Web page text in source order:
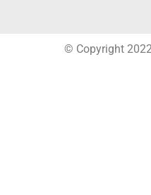
© Copyright